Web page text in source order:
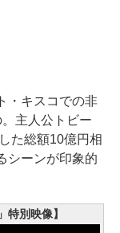
・キスコでの非
主人公トビー
た総額10億円相
シーンが印象的
特別映像】